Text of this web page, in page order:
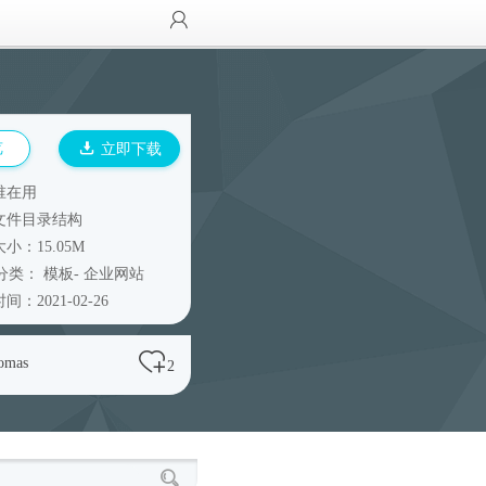
立即下载
在用
件目录结构
小：15.05M
类： 模板- 企业网站
间：2021-02-26
2